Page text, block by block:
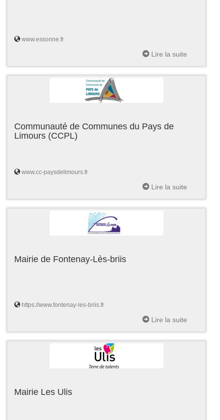
www.essonne.fr
Lire la suite
Communauté de Communes du Pays de
Limours (CCPL)
www.cc-paysdelimours.fr
Lire la suite
Mairie de Fontenay-Lès-briis
https://www.fontenay-les-briis.fr
Lire la suite
Mairie Les Ulis